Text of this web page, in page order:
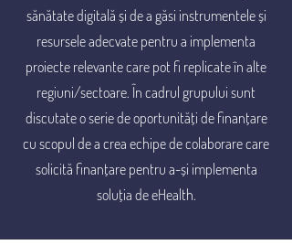
sănătate digitală și de a găsi instrumentele și
resursele adecvate pentru a implementa
proiecte relevante care pot fi replicate în alte
regiuni/sectoare. În cadrul grupului sunt
discutate o serie de oportunități de finanțare
cu scopul de a crea echipe de colaborare care
solicită finanțare pentru a-și implementa
soluția de eHealth.